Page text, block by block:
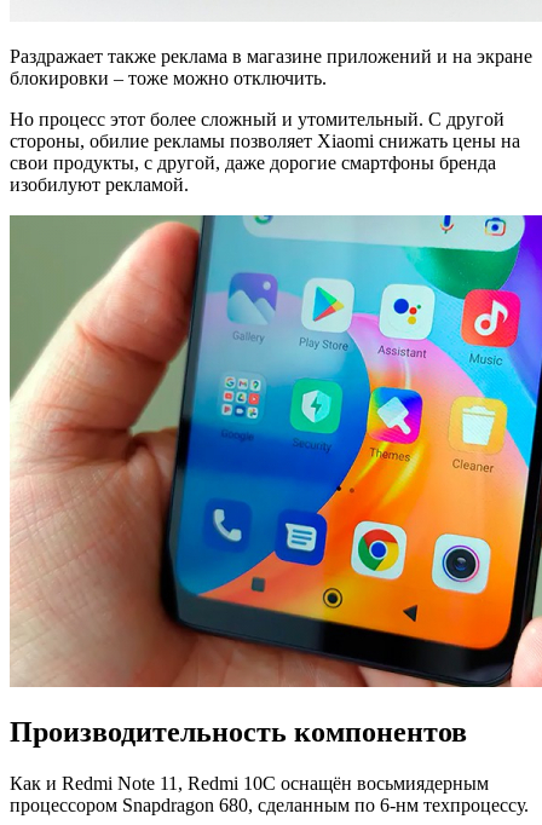
Раздражает также реклама в магазине приложений и на экране
блокировки – тоже можно отключить.
Но процесс этот более сложный и утомительный. С другой
стороны, обилие рекламы позволяет Xiaomi снижать цены на
свои продукты, с другой, даже дорогие смартфоны бренда
изобилуют рекламой.
Производительность компонентов
Как и Redmi Note 11, Redmi 10C оснащён восьмиядерным
процессором Snapdragon 680, сделанным по 6-нм техпроцессу.